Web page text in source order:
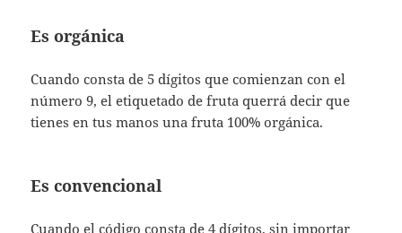
Es orgánica
Cuando consta de 5 dígitos que comienzan con el
número 9, el etiquetado de fruta querrá decir que
tienes en tus manos una fruta 100% orgánica.
Es convencional
Cuando el código consta de 4 dígitos, sin importar